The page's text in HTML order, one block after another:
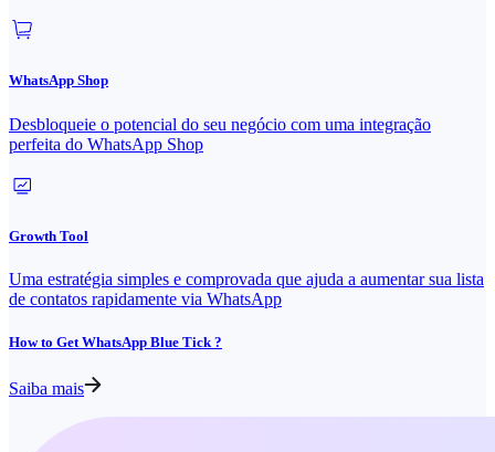
WhatsApp Shop
Desbloqueie o potencial do seu negócio com uma integração
perfeita do WhatsApp Shop
Growth Tool
Uma estratégia simples e comprovada que ajuda a aumentar sua lista
de contatos rapidamente via WhatsApp
How to Get WhatsApp Blue Tick ?
Saiba mais